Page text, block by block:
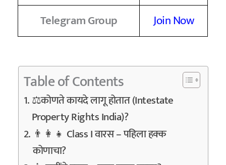
Telegram Group
Join Now
Table of Contents
⚖️कोणते कायदे लागू होतात (Intestate
Property Rights India)?
👨‍👩‍👧 Class I वारस – पहिला हक्क
कोणाचा?